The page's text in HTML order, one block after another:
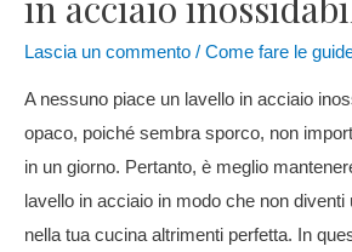
Lascia un commento / Come fare le
A nessuno piace un lavello in acciaio
opaco, poiché sembra sporco, non
in ​​un giorno. Pertanto, è meglio
lavello in acciaio in modo che non diventi
nella tua cucina altrimenti perfetta. In